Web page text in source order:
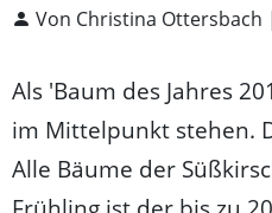
Von Christina Ottersbach |
Als 'Baum des Jahres
im Mittelpunkt stehen.
Alle Bäume der